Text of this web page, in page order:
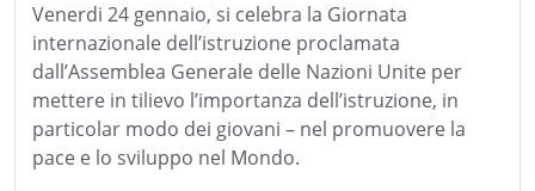
Venerdi 24 gennaio, si celebra la Giornata
internazionale dell’istruzione proclamata
dall’Assemblea Generale delle Nazioni Unite per
mettere in tilievo l’importanza dell’istruzione, in
particolar modo dei giovani – nel promuovere la
pace e lo sviluppo nel Mondo.